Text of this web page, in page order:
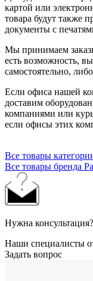
картой или
товара будут также
документы с
Мы принимаем
есть возможность,
самостоятельно,
Если офиса нашей
доставим
компаниями или
если офисы этих
Все товары
Все товары бренда
Нужна консультация?
Наши специалисты
Задать вопрос